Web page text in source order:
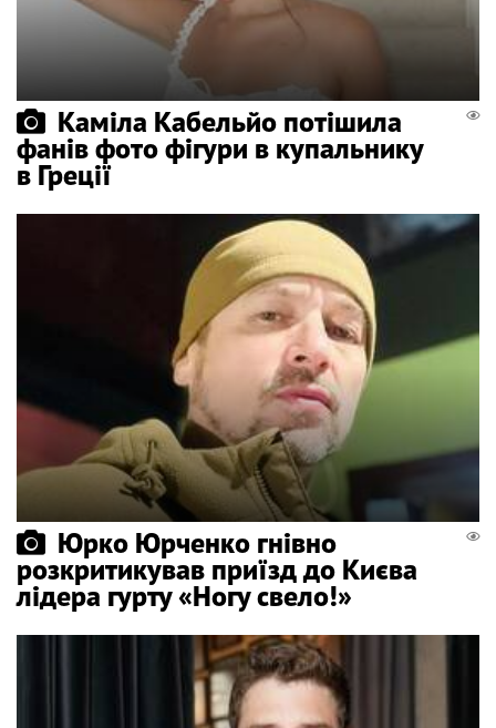
Каміла Кабельйо потішила
фанів фото фігури в купальнику
в Греції
Юрко Юрченко гнівно
розкритикував приїзд до Києва
лідера гурту «Ногу свело!»